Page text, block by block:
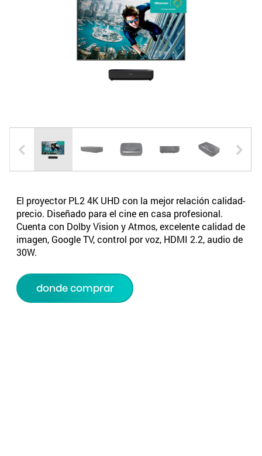
El proyector PL2 4K UHD con la mejor relación calidad-
precio. Diseñado para el cine en casa profesional.
Cuenta con Dolby Vision y Atmos, excelente calidad de
imagen, Google TV, control por voz, HDMI 2.2, audio de
30W.
donde comprar